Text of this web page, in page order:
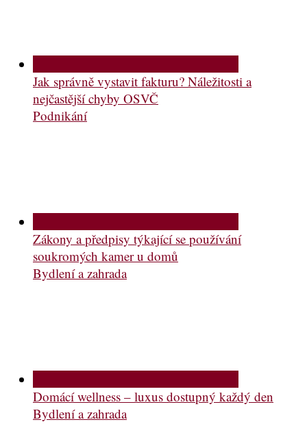
Jak správně vystavit fakturu? Náležitosti a
nejčastější chyby OSVČ
Podnikání
Zákony a předpisy týkající se používání
soukromých kamer u domů
Bydlení a zahrada
Domácí wellness – luxus dostupný každý den
Bydlení a zahrada